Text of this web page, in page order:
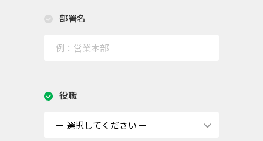
部署名
役職